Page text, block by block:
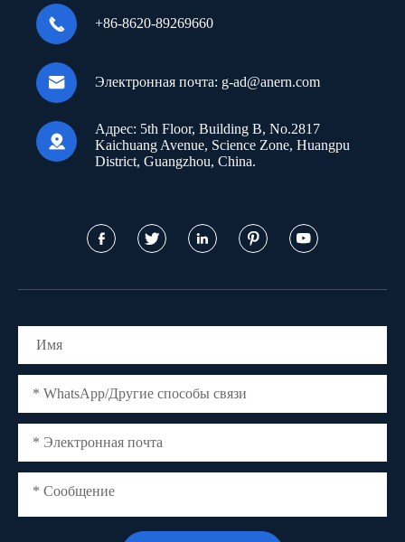
 +86-8620-89269660
 Электронная почта: g-ad@anern.com

Адрес: 5th Floor, Building B, No.2817
Kaichuang Avenue, Science Zone, Huangpu
District, Guangzhou, China.
    